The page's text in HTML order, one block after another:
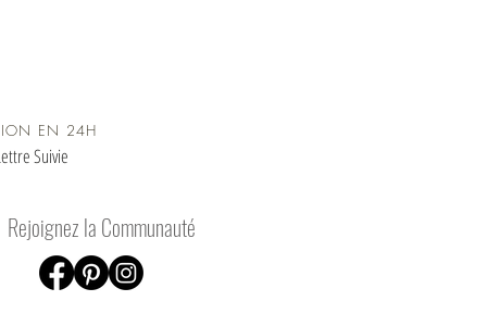
EN 24H
Suivie
Rejoignez la Communauté